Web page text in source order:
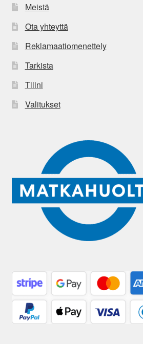
Meistä
Ota yhteyttä
Reklamaatiomenettely
Tarkista
Tilini
Valitukset